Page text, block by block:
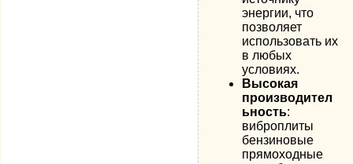
энергии, что
позволяет
использовать их
в любых
условиях.
Высокая
производител
ьность:
виброплиты
бензиновые
прямоходные